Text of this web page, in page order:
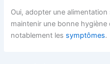
Oui, adopter une
maintenir une bonne hygiène
notablement les symptômes.